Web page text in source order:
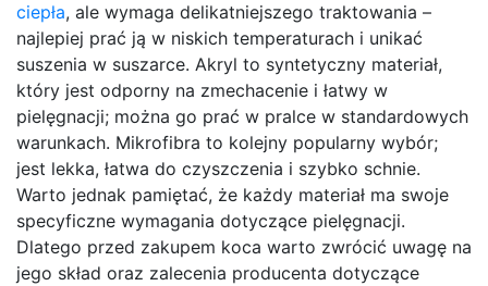
ciepła, ale wymaga delikatniejszego traktowania –
najlepiej prać ją w niskich temperaturach i unikać
suszenia w suszarce. Akryl to syntetyczny materiał,
który jest odporny na zmechacenie i łatwy w
pielęgnacji; można go prać w pralce w standardowych
warunkach. Mikrofibra to kolejny popularny wybór;
jest lekka, łatwa do czyszczenia i szybko schnie.
Warto jednak pamiętać, że każdy materiał ma swoje
specyficzne wymagania dotyczące pielęgnacji.
Dlatego przed zakupem koca warto zwrócić uwagę na
jego skład oraz zalecenia producenta dotyczące